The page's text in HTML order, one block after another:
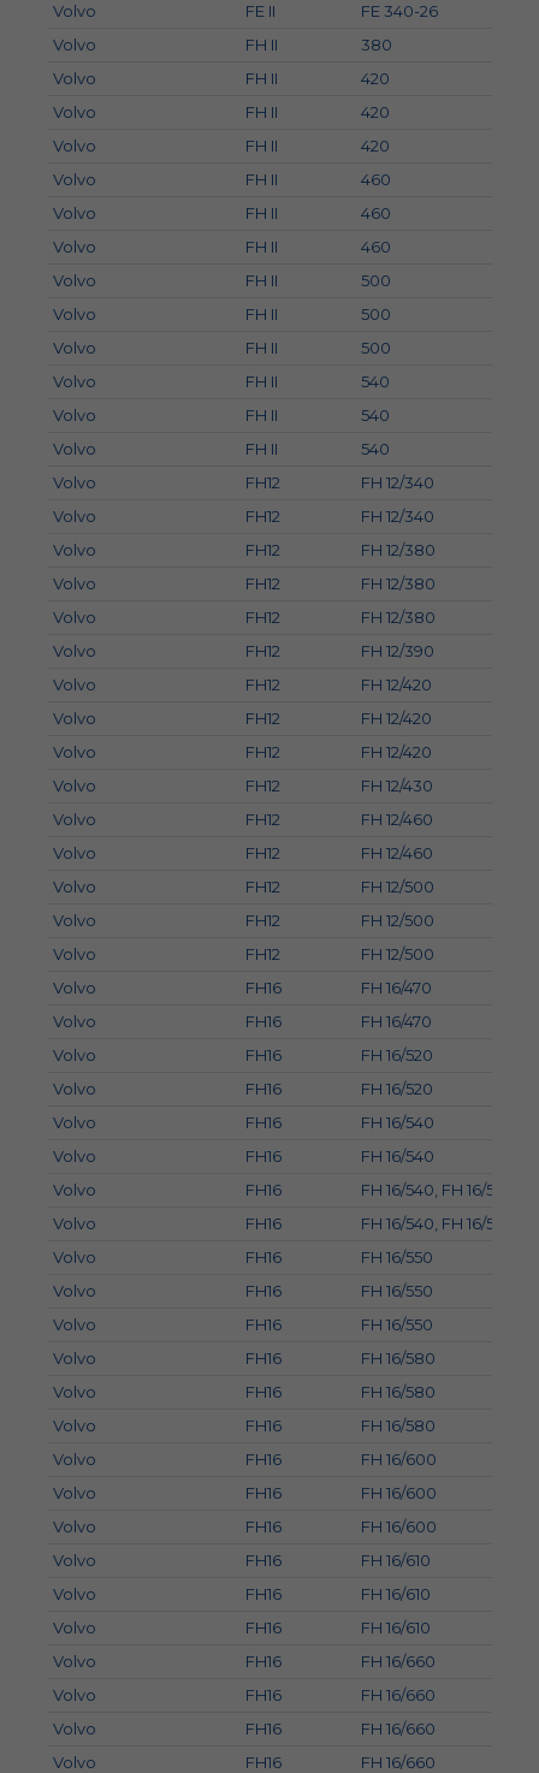
Volvo
FE II
FE 340-26
Volvo
FH II
380
Volvo
FH II
420
Volvo
FH II
420
Volvo
FH II
420
Volvo
FH II
460
Volvo
FH II
460
Volvo
FH II
460
Volvo
FH II
500
Volvo
FH II
500
Volvo
FH II
500
Volvo
FH II
540
Volvo
FH II
540
Volvo
FH II
540
Volvo
FH12
FH 12/340
Volvo
FH12
FH 12/340
Volvo
FH12
FH 12/380
Volvo
FH12
FH 12/380
Volvo
FH12
FH 12/380
Volvo
FH12
FH 12/390
Volvo
FH12
FH 12/420
Volvo
FH12
FH 12/420
Volvo
FH12
FH 12/420
Volvo
FH12
FH 12/430
Volvo
FH12
FH 12/460
Volvo
FH12
FH 12/460
Volvo
FH12
FH 12/500
Volvo
FH12
FH 12/500
Volvo
FH12
FH 12/500
Volvo
FH16
FH 16/470
Volvo
FH16
FH 16/470
Volvo
FH16
FH 16/520
Volvo
FH16
FH 16/520
Volvo
FH16
FH 16/540
Volvo
FH16
FH 16/540
Volvo
FH16
FH 16/540, FH 16/550
Volvo
FH16
FH 16/540, FH 16/550
Volvo
FH16
FH 16/550
Volvo
FH16
FH 16/550
Volvo
FH16
FH 16/550
Volvo
FH16
FH 16/580
Volvo
FH16
FH 16/580
Volvo
FH16
FH 16/580
Volvo
FH16
FH 16/600
Volvo
FH16
FH 16/600
Volvo
FH16
FH 16/600
Volvo
FH16
FH 16/610
Volvo
FH16
FH 16/610
Volvo
FH16
FH 16/610
Volvo
FH16
FH 16/660
Volvo
FH16
FH 16/660
Volvo
FH16
FH 16/660
Volvo
FH16
FH 16/660